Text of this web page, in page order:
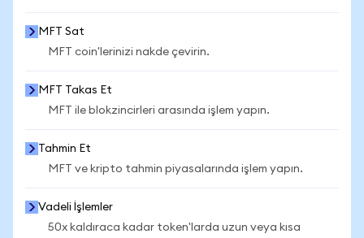
MFT Sat
MFT coin'lerinizi nakde çevirin.
MFT Takas Et
MFT ile blokzincirleri arasında işlem yapın.
Tahmin Et
MFT ve kripto tahmin piyasalarında işlem yapın.
Vadeli İşlemler
50x kaldıraca kadar token'larda uzun veya kısa